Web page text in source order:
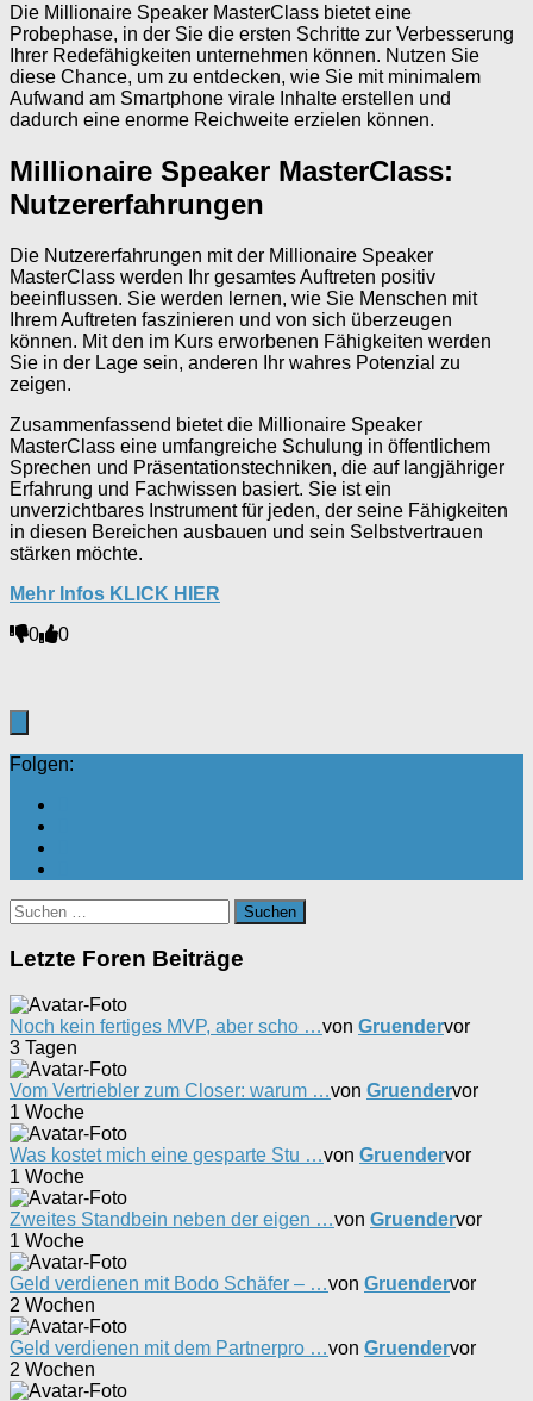
Die Millionaire Speaker MasterClass bietet eine
Probephase, in der Sie die ersten Schritte zur Verbesserung
Ihrer Redefähigkeiten unternehmen können. Nutzen Sie
diese Chance, um zu entdecken, wie Sie mit minimalem
Aufwand am Smartphone virale Inhalte erstellen und
dadurch eine enorme Reichweite erzielen können.
Millionaire Speaker MasterClass:
Nutzererfahrungen
Die Nutzererfahrungen mit der Millionaire Speaker
MasterClass werden Ihr gesamtes Auftreten positiv
beeinflussen. Sie werden lernen, wie Sie Menschen mit
Ihrem Auftreten faszinieren und von sich überzeugen
können. Mit den im Kurs erworbenen Fähigkeiten werden
Sie in der Lage sein, anderen Ihr wahres Potenzial zu
zeigen.
Zusammenfassend bietet die Millionaire Speaker
MasterClass eine umfangreiche Schulung in öffentlichem
Sprechen und Präsentationstechniken, die auf langjähriger
Erfahrung und Fachwissen basiert. Sie ist ein
unverzichtbares Instrument für jeden, der seine Fähigkeiten
in diesen Bereichen ausbauen und sein Selbstvertrauen
stärken möchte.
Mehr Infos KLICK HIER
Anklicken
unten.
0
Anklicken
0
Folgen:
Suchen
nach:
Letzte Foren Beiträge
Noch kein fertiges MVP, aber scho …von Gruendervor
3 Tagen
Vom Vertriebler zum Closer: warum …von Gruendervor
1 Woche
Was kostet mich eine gesparte Stu …von Gruendervor
1 Woche
Zweites Standbein neben der eigen …von Gruendervor
1 Woche
Geld verdienen mit Bodo Schäfer – …von Gruendervor
2 Wochen
Geld verdienen mit dem Partnerpro …von Gruendervor
2 Wochen